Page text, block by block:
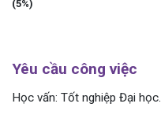
(5%)
Yêu cầu công việc
Học vấn: Tốt nghiệp Đại học.